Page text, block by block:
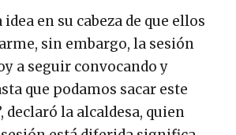
en su cabeza de que ellos
sin embargo, la sesión
a seguir convocando y
que podamos sacar este
declaró la alcaldesa, quien